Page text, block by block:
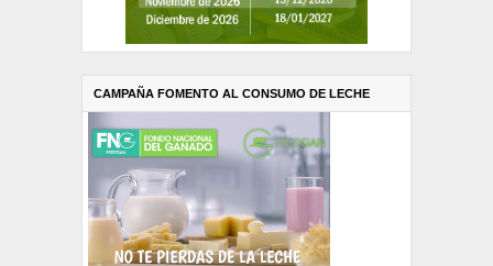
CAMPAÑA FOMENTO AL CONSUMO DE LECHE